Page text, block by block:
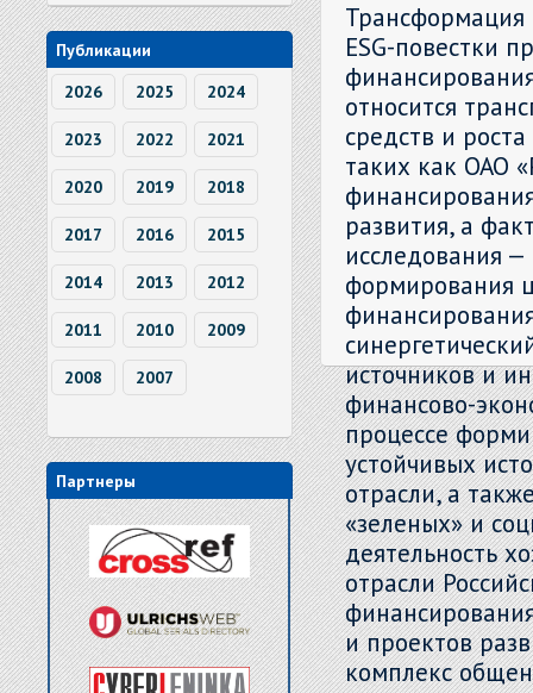
Публикации
2026
2025 2024
2023 2022 2021
2020 2019 2018
2017 2016 2015
2014 2013 2012
2011 2010 2009
2008 2007
Партнеры
ESG-повестки
относится
средств и
таких как ОАО
развития, а
исследования
формирования
источников и
финансово-
процессе
устойчивых
отрасли, а
«зеленых» и
деятельность
отрасли
и проектов
комплекс